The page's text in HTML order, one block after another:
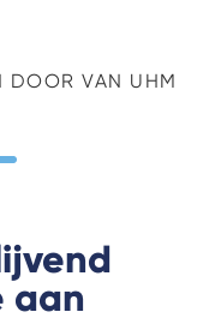
DOOR VAN UHM
aan